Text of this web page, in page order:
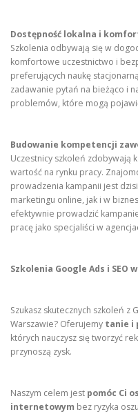
Dostępność lokalna i
Szkolenia odbywają się w
komfortowe uczestnictwo i
preferujących naukę
zadawanie pytań na bieżąco i
problemów, które mogą
Budowanie kompetencji
Uczestnicy szkoleń zdobywają
wartość na rynku pracy.
prowadzenia kampanii jest
marketingu online, jak i w
efektywnie prowadzić
pracę jako specjaliści w
Szkolenia Google Ads i SEO
Szukasz skutecznych szkoleń z
Warszawie? Oferujemy tanie i
których nauczysz się tworzyć
przynoszą zysk.
Naszym celem jest pomóc Ci
internetowym bez ryzyka